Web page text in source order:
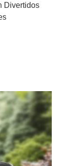
Divertidos